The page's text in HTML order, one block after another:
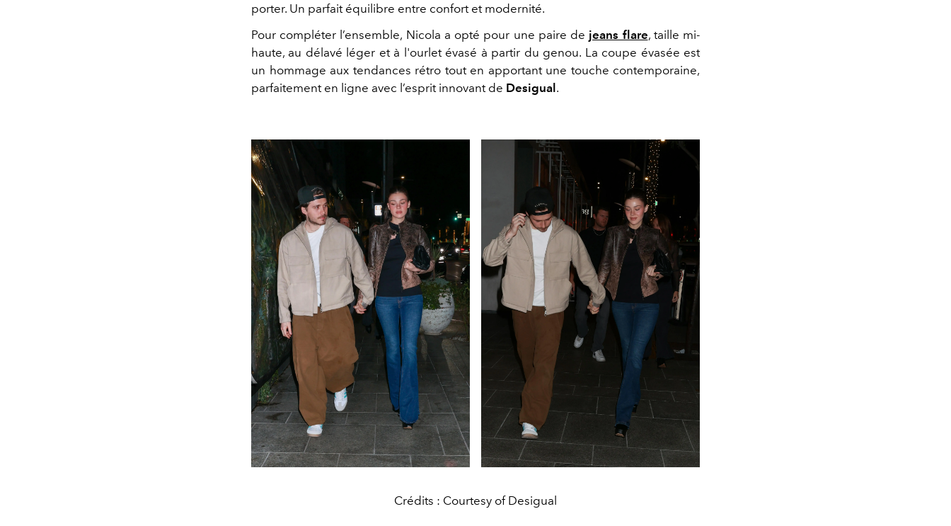
porter. Un parfait équilibre entre confort et modernité.
Pour compléter l’ensemble, Nicola a opté pour une paire de jeans flare, taille mi-
haute, au délavé léger et à l'ourlet évasé à partir du genou. La coupe évasée est
un hommage aux tendances rétro tout en apportant une touche contemporaine,
parfaitement en ligne avec l’esprit innovant de Desigual.
Crédits : Courtesy of Desigual